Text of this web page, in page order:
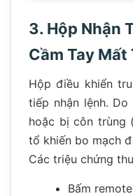
3. Hộp Nhận
Cầm Tay Mất
Hộp điều khiển
tiếp nhận lệnh.
hoặc bị côn trùng
tổ khiến bo mạch
Các triệu chứng
Bấm